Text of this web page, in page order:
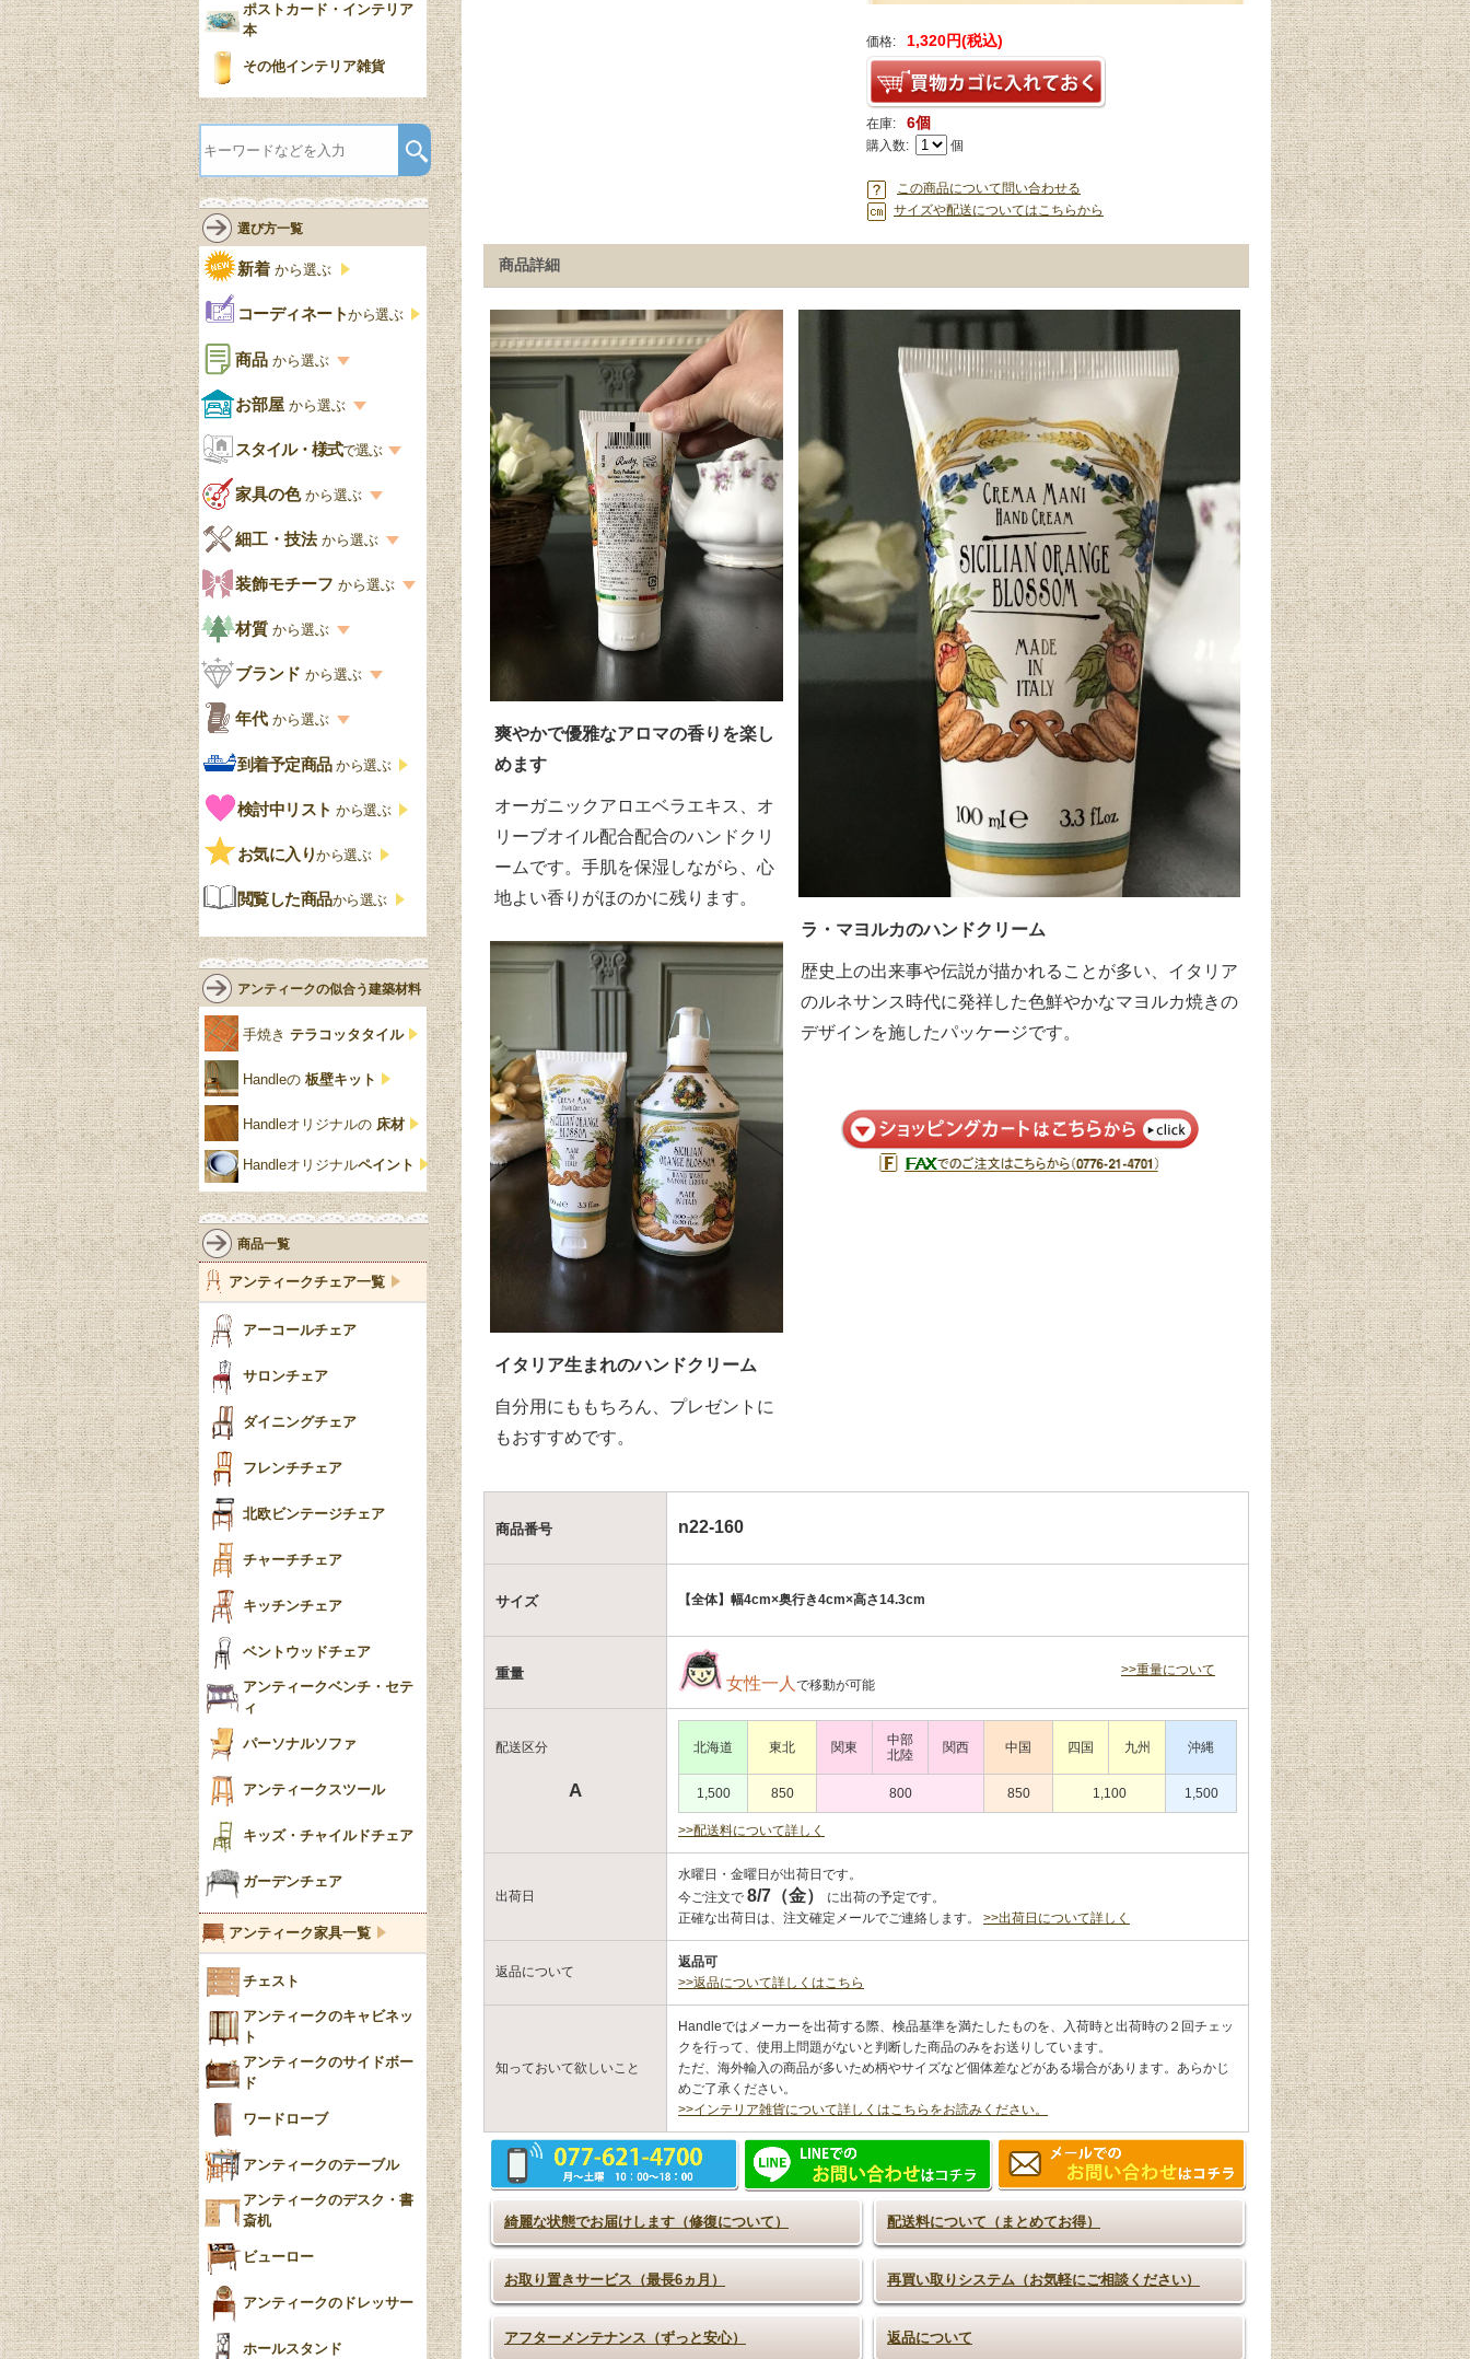
価格: 1,320円(税込)
在庫: 6個
購入数: 個
この商品について問い合わせる
サイズや配送についてはこちらから
商品詳細
爽やかで優雅なアロマの香りを楽し
めます
オーガニックアロエベラエキス、オ
リーブオイル配合配合のハンドクリ
ームです。手肌を保湿しながら、心
地よい香りがほのかに残ります。
イタリア生まれのハンドクリーム
自分用にももちろん、プレゼントに
もおすすめです。
ラ・マヨルカのハンドクリーム
歴史上の出来事や伝説が描かれることが多い、イタリア
のルネサンス時代に発祥した色鮮やかなマヨルカ焼きの
デザインを施したパッケージです。
商品番号 n22-160
サイズ 【全体】幅4cm×奥行き4cm×高さ14.3cm
重量
女性一人 で移動が可能
>>重量について
配送区分
A
北海道 東北 関東
中部
北陸
関西 中国 四国 九州 沖縄
1,500 850 800 850 1,100 1,500
>>配送料について詳しく
出荷日
水曜日・金曜日が出荷日です。
今ご注文で 8/7（金）
に出荷の予定です。
正確な出荷日は、注文確定メールでご連絡します。 >>出荷日について詳しく
返品について
返品可
>>返品について詳しくはこちら
知っておいて欲しいこと
Handleではメーカーを出荷する際、検品基準を満たしたものを、入荷時と出荷時の２回チェッ
クを行って、使用上問題がないと判断した商品のみをお送りしています。
ただ、海外輸入の商品が多いため柄やサイズなど個体差などがある場合があります。あらかじ
めご了承ください。
>>インテリア雑貨について詳しくはこちらをお読みください。
綺麗な状態でお届けします（修復について）
お取り置きサービス（最長6ヵ月）
アフターメンテナンス（ずっと安心）
配送料について（まとめてお得）
再買い取りシステム（お気軽にご相談ください）
返品について
ポストカード・インテリア
本
その他インテリア雑貨
選び方一覧
新着 から選ぶ
コーディネートから選ぶ
商品 から選ぶ
商品一覧を見る
収納家具
書棚
デスクおしゃれ
食器棚おしゃれ
木製ワゴン
ェア
洋服タンス
チェストおしゃれ
クローゼット
鏡台
花台
仏壇おしゃれ
靴箱収納
スリッパ収納
壁掛け家具
パーテーション・間
仕切り
ガーデンファニチャ
ー
ミラー
花瓶おしゃれ
陶器の人形
キャンドルホルダー
お部屋 から選ぶ
お部屋から選ぶ一覧
リビング
キッチン・ダイニング
スタイル・様式で選ぶ
スタイル一覧
英国アンティーク
英国クラシック
式
エリザベス様式
ジャコビアン
ロココ様式
ミッドセンチュリー
アールデコ
家具の色から選ぶ
家具の色一覧
カスタード色
アップルパイ色
白・ホワイト
黒・ブラック
細工・技法 から選ぶ
細工・技法の一覧
象嵌・マーケットリー
寄木・パーケットリー
装飾モチーフ から選ぶ
模様の一覧
ペディメント
コーニス
グ
ストラップワーク
雷文
ビーディング
リネンフォールド
ルネット
アカンサス
パイクラスト
脚のモチーフ一覧
ターニングレッグ
バルボスレッグ
ボビンターニング
ツイスト
トライポッド
バラスター
陶磁器の模様一覧
イマリ（IMARI）
ブルー＆ホワイト
ブルーウィローパターン
Blue）
YUAN
チンツ
クリノリン
材質 から選ぶ
材質の一覧
オーク材
マホガニー
ローズウッド材
サテンウッド材
ブランド から選ぶ
ブランド一覧
Handleオリジナル
ウィリアムモリス
ロイドルーム
コントワールドファミー
ユ
ジェニファーテイラー
チェスターフィールド
リリパットレーン
アングルポイズ
ウォーカー＆ホール
年代 から選ぶ
年代別の一覧
アンティーク
ビンテージ
到着予定商品から選ぶ
検討中リスト から選ぶ
お気に入りから選ぶ
閲覧した商品から選ぶ
アンティークの似合う建築材料
手焼き テラコッタタイル
Handleの 板壁キット
Handleオリジナルの 床材
Handleオリジナルペイント
商品一覧
アンティークチェア一覧
アーコールチェア
サロンチェア
ダイニングチェア
フレンチチェア
北欧ビンテージチェア
チャーチチェア
キッチンチェア
ベントウッドチェア
アンティークベンチ・セテ
ィ
パーソナルソファ
アンティークスツール
キッズ・チャイルドチェア
ガーデンチェア
アンティーク家具一覧
チェスト
アンティークのキャビネッ
ト
アンティークのサイドボー
ド
ワードローブ
アンティークのテーブル
アンティークのデスク・書
斎机
ビューロー
アンティークのドレッサー
ホールスタンド